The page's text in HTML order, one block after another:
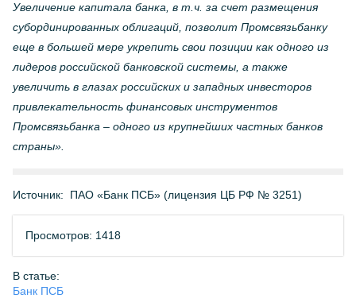
Увеличение капитала банка, в т.ч. за счет размещения
субординированных облигаций, позволит Промсвязьбанку
еще в большей мере укрепить свои позиции как одного из
лидеров российской банковской системы, а также
увеличить в глазах российских и западных инвесторов
привлекательность финансовых инструментов
Промсвязьбанка – одного из крупнейших частных банков
страны».
Источник: ПАО «Банк ПСБ» (лицензия ЦБ РФ № 3251)
Просмотров: 1418
В статье:
Банк ПСБ